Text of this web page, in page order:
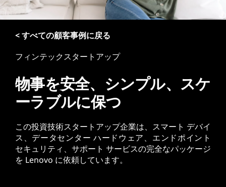
< すべての顧客事例に戻る
フィンテックスタートアップ
物事を安全、シンプル、スケ
ーラブルに保つ
この投資技術スタートアップ企業は、スマート デバイ
ス、データセンター ハードウェア、エンドポイント
セキュリティ、サポート サービスの完全なパッケージ
を Lenovo に依頼しています。